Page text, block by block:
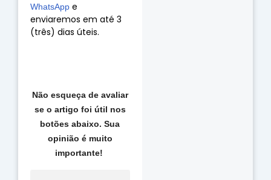
WhatsApp e
enviaremos em até 3
(três) dias úteis.
Não esqueça de avaliar
se o artigo foi útil nos
botões abaixo. Sua
opinião é muito
importante!